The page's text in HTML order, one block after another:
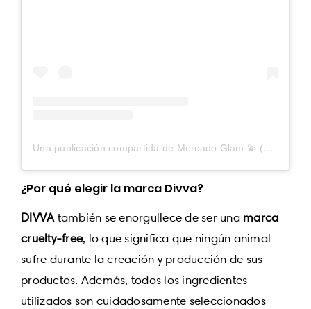
Una publicación compartida de Mercado Glam 💫 (@mercadoglam)
¿Por qué elegir la marca Divva?
DIVVA también se enorgullece de ser unamarca
cruelty-free, lo que significa que ningún animal
sufre durante la creación y producción de sus
productos. Además, todos los ingredientes
utilizados son cuidadosamente seleccionados